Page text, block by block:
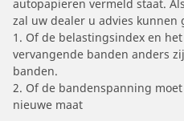
autopapieren vermeld staat.
zal uw dealer u advies kunnen
1. Of de belastingsindex en
vervangende banden anders
banden.
2. Of de bandenspanning
nieuwe maat